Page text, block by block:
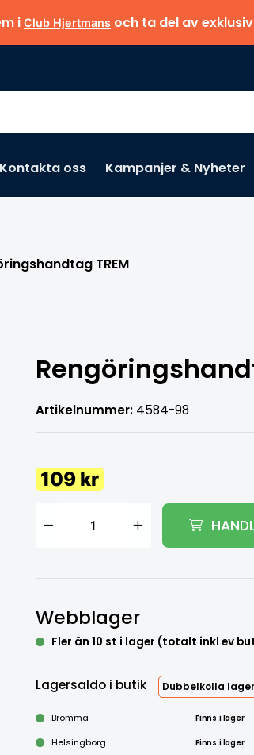
i Club Hjertmans och ta del av
oss Kampanjer & Nyheter
Lägg i varukorg
TREM
Artikelnummer: 4584-98
109 kr
Webblager
Fler än 10 st i lager (totalt inkl ev
Lagersaldo i butik Dubbelkolla
Bromma Finns i lager
Helsingborg
Finns i lager